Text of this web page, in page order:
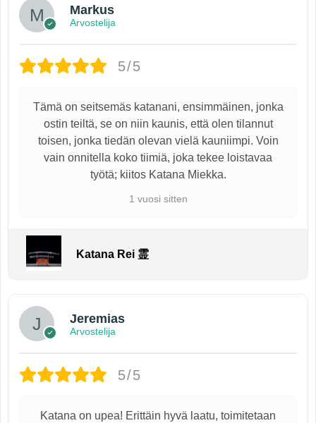
Markus
Arvostelija
5/5
Tämä on seitsemäs katanani, ensimmäinen, jonka
ostin teiltä, se on niin kaunis, että olen tilannut
toisen, jonka tiedän olevan vielä kauniimpi. Voin
vain onnitella koko tiimiä, joka tekee loistavaa
työtä; kiitos Katana Miekka.
1 vuosi sitten
Katana Rei 霊
Jeremias
Arvostelija
5/5
Katana on upea! Erittäin hyvä laatu, toimitetaan